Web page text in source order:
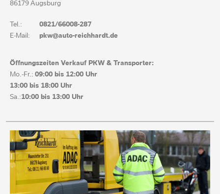
86179 Augsburg
Tel.:
0821/66008-287
E-Mail:
pkw@auto-reichhardt.de
Öffnungszeiten Verkauf PKW & Transporter:
Mo.-Fr.:09:00 bis 12:00 Uhr
13:00 bis 18:00 Uhr
Sa.:10:00 bis 13:00 Uhr